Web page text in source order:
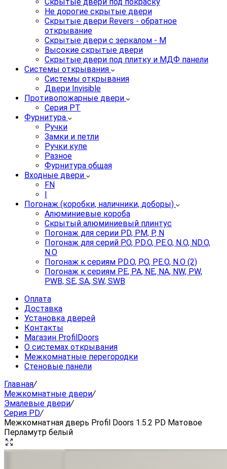
Не дорогие скрытые двери
Скрытые двери Revers - обратное
открывание
Скрытые двери с зеркалом - M
Высокие скрытые двери
Скрытые двери под плитку и МДФ панели
Системы открывания
Системы открывания
Двери Invisible
Противопожарные двери
Серия PT
Фурнитура
Ручки
Замки и петли
Ручки купе
Разное
Фурнитура общая
Входные двери
FN
I
Погонаж (коробки, наличники, доборы)
Алюминиевые короба
Скрытый алюминиевый плинтус
Погонаж для серии PD, PM, P, N
Погонаж для серий P.O, PD.O, PE.O, N.O, ND.O,
N.O
Погонаж к сериям PD.O, P.O, PE.O, N.O (2)
Погонаж к сериям PE, PA, NE, NA, NW, PW,
PWB, SE, SA, SW, SWB
Оплата
Доставка
Установка дверей
Контакты
Магазин ProfilDoors
О системах открывания
Межкомнатные перегородки
Стеновые панели
Главная/
Межкомнатные двери/
Эмалевые двери/
Серия PD/
Межкомнатная дверь Profil Doors 1.5.2 PD Матовое
Перламутр белый